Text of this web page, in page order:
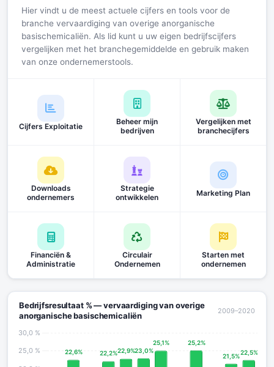
Bedrijfsresultaat % — vervaardiging van overige
anorganische basischemicaliën
2009–2020
Hier vindt u de meest actuele cijfers en tools voor de
branche vervaardiging van overige anorganische
basischemicaliën. Als lid kunt u uw eigen bedrijfscijfers
vergelijken met het branchegemiddelde en gebruik maken
van onze ondernemerstools.
Cijfers Exploitatie
Beheer mijn
bedrijven
Vergelijken met
branchecijfers
Downloads
ondernemers
Strategie
ontwikkelen
Marketing Plan
Financiën &
Administratie
Circulair
Ondernemen
Starten met
ondernemen